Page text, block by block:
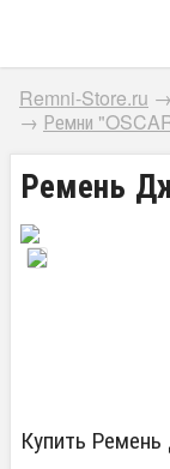
Remni-Store.ru →
→ Ремни
Ремень
Купить